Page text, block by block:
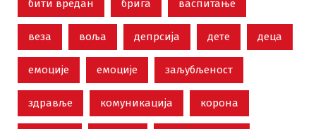
бити вредан брига васпитање
веза воља депрсија дете деца
емоције емоције заљубљеност
здравље комуникација корона